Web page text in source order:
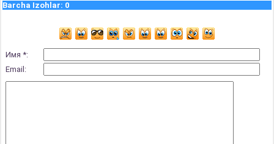
Barcha Izohlar: 0
Имя *:
Email: